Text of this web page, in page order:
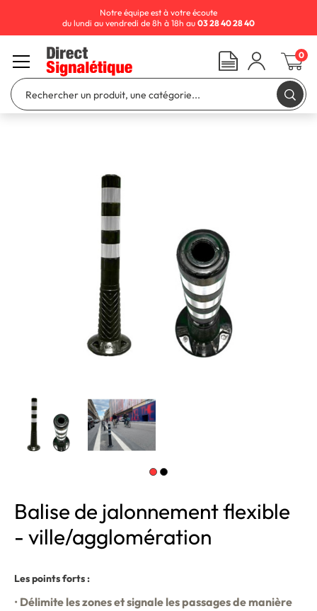
Balise de jalonnement flexible
- ville/agglomération
Les points forts :
• Délimite les zones et signale les passages de manière
Notre équipe est à votre écoute
du lundi au vendredi de 8h à 18h au 03 28 40 28 40
0